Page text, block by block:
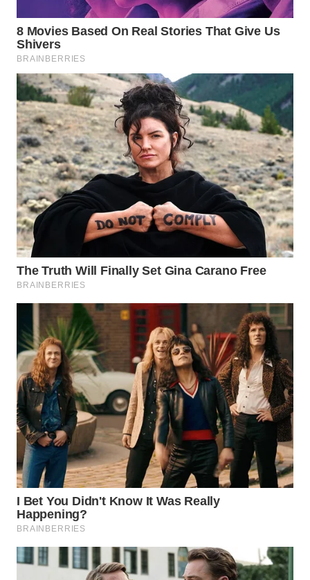
WN DELI
SERDANG
WN
TEBING
TINGGI
WN
PAKPAK
WN
KARAWANG
BEKASI
WN
DEPOK
WN
TAPANULI
UTARA
WN
SAMOSIR
WN
PADANG